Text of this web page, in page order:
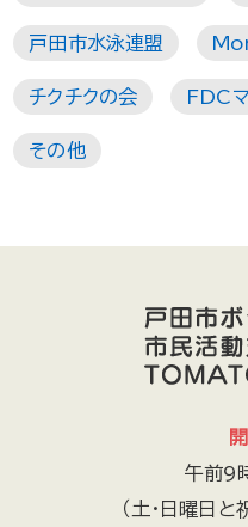
戸田市水泳連盟
チクチクの会 FDC
その他
午前9
（土・日曜日